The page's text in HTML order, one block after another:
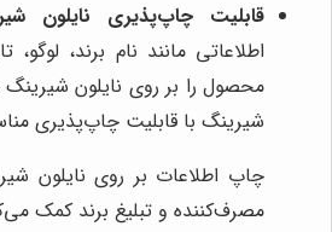
قابلیت چاپ‌پذیری نایلون
اطلاعاتی مانند نام برند،
محصول را بر روی نایلون شیرینگ
شیرینگ با قابلیت چاپ‌پذیری
چاپ اطلاعات بر روی نایلون
مصرف‌کننده و تبلیغ برند کمک